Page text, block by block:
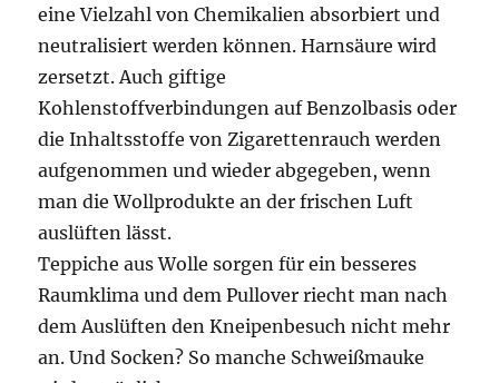
eine Vielzahl von Chemikalien absorbiert und
neutralisiert werden können. Harnsäure wird
zersetzt. Auch giftige
Kohlenstoffverbindungen auf Benzolbasis oder
die Inhaltsstoffe von Zigarettenrauch werden
aufgenommen und wieder abgegeben, wenn
man die Wollprodukte an der frischen Luft
auslüften lässt.
Teppiche aus Wolle sorgen für ein besseres
Raumklima und dem Pullover riecht man nach
dem Auslüften den Kneipenbesuch nicht mehr
an. Und Socken? So manche Schweißmauke